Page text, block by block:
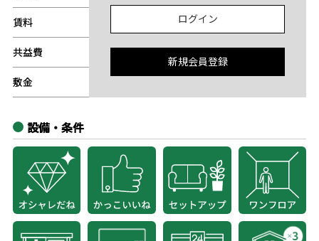
賃料
共益費
敷金
ログイン
新規会員登録
設備・条件